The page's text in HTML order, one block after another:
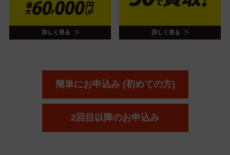
簡単にお申込み (初めての方)
2回目以降のお申込み